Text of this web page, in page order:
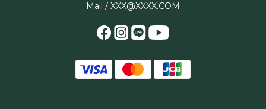
Mail / XXX@XXXX.COM